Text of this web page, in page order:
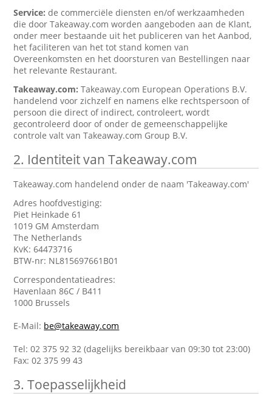
Service:de commerciële diensten en/of werkzaamheden
die door Takeaway.com worden aangeboden aan de Klant,
onder meer bestaande uit het publiceren van het Aanbod,
het faciliteren van het tot stand komen van
Overeenkomsten en het doorsturen van Bestellingen naar
het relevante Restaurant.
Takeaway.com:Takeaway.com European Operations B.V.
handelend voor zichzelf en namens elke rechtspersoon of
persoon die direct of indirect, controleert, wordt
gecontroleerd door of onder de gemeenschappelijke
controle valt van Takeaway.com Group B.V.
2. Identiteit van Takeaway.com
Takeaway.com handelend onder de naam 'Takeaway.com'
Adres hoofdvestiging:
Piet Heinkade 61
1019 GM Amsterdam
The Netherlands
KvK: 64473716
BTW-nr: NL815697661B01
Correspondentatieadres:
Havenlaan 86C / B411
1000 Brussels
E-Mail: be@takeaway.com
Tel: 02 375 92 32 (dagelijks bereikbaar van 09:30 tot 23:00)
Fax: 02 375 99 43
3. Toepasselijkheid